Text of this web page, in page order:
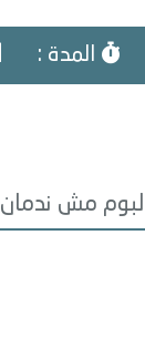
المدة :
مش ندمان